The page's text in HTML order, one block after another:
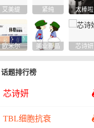
艾美缇 紧纯 太棒啦
欧米尔 美业新品 芯诗妍
话题排行榜
芯诗妍
TBL细胞抗衰